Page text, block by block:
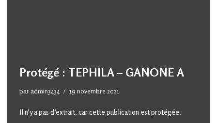
Protégé : TEPHILA – GANONE A
par admin3434 19 novembre 2021
Il n’y a pas d’extrait, car cette publication est protégée.